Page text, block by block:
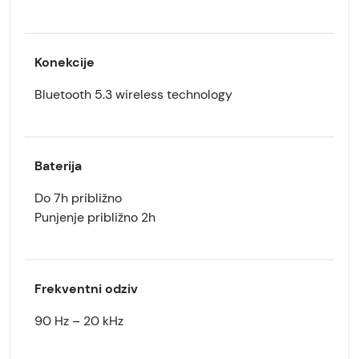
Konekcije
Bluetooth 5.3 wireless technology
Baterija
Do 7h približno
Punjenje približno 2h
Frekventni odziv
90 Hz – 20 kHz